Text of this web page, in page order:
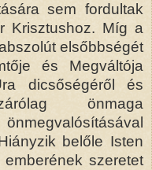
sem fordultak
Krisztushoz. Míg a
elsőbbségét
és Megváltója
dicsőségéről és
önmaga
belőle Isten
szeretet